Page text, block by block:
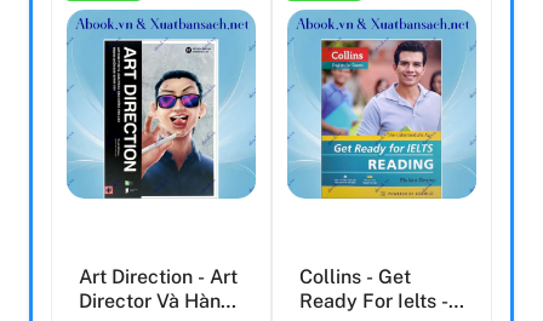
Art Direction - Art
Director Và Hành
Collins - Get
Ready For Ielts -